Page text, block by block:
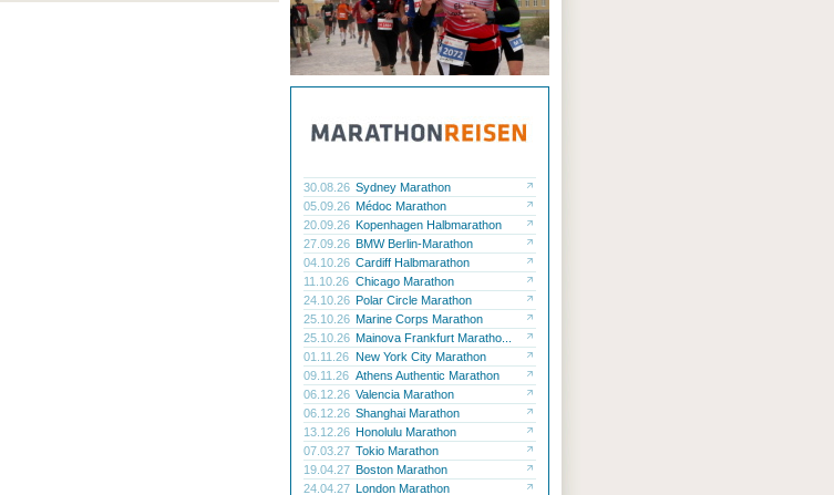
30.08.26 Sydney Marathon
05.09.26 Médoc Marathon
20.09.26 Kopenhagen Halbmarathon
27.09.26 BMW Berlin-Marathon
04.10.26 Cardiff Halbmarathon
11.10.26 Chicago Marathon
24.10.26 Polar Circle Marathon
25.10.26 Marine Corps Marathon
25.10.26 Mainova Frankfurt Maratho...
01.11.26 New York City Marathon
09.11.26 Athens Authentic Marathon
06.12.26 Valencia Marathon
06.12.26 Shanghai Marathon
13.12.26 Honolulu Marathon
07.03.27 Tokio Marathon
19.04.27 Boston Marathon
24.04.27 London Marathon